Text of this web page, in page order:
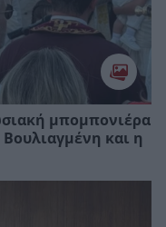
μπομπονιέρα
και η